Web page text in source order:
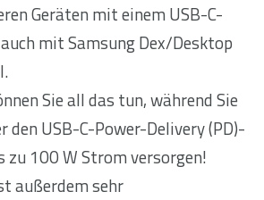
Geräten mit einem USB-C-
mit Samsung Dex/Desktop
Sie all das tun, während Sie
den USB-C-Power-Delivery (PD)-
zu 100 W Strom versorgen!
außerdem sehr